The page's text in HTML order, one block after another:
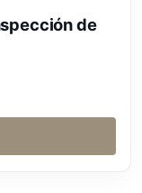
de